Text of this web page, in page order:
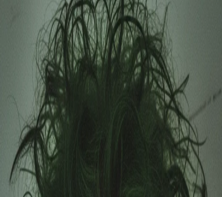
há 11 meses